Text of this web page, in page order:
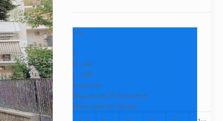
+34
°
C
H:+36°
L:+25°
Καρδίτσα
Παρασκευή, 07 Αύγουστος
Πρόγνωση για 7 μέρες